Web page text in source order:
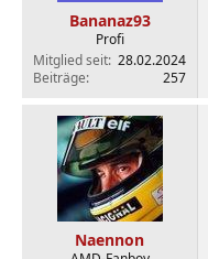
Bananaz93
Profi
Mitglied seit 28.02.2024
Beiträge
257
Naennon